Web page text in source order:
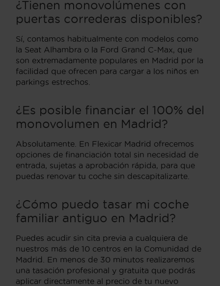
¿Tienen monovolúmenes con
puertas correderas disponibles?
Sí, contamos habitualmente con modelos como
la Seat Alhambra o la Ford Grand C-Max, que
son extremadamente populares en Madrid por la
facilidad que ofrecen para cargar a los niños en
parkings estrechos.
¿Es posible financiar el 100% del
monovolumen en Madrid?
Absolutamente. En Flexicar Madrid ofrecemos
opciones de financiación total sin necesidad de
entrada, sujetas a aprobación rápida, para que
puedas renovar tu coche sin descapitalizarte.
¿Cómo puedo tasar mi coche
familiar antiguo en Madrid?
Puedes acudir sin cita previa a cualquiera de
nuestros más de 10 centros en la Comunidad de
Madrid. En menos de 30 minutos realizaremos
una tasación profesional y gratuita que podrás
aplicar directamente al precio de tu nuevo